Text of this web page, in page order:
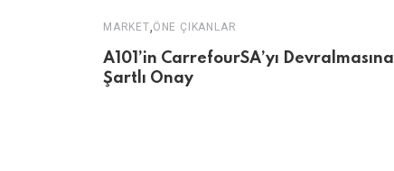
MARKET,ÖNE ÇIKANLAR
A101’in CarrefourSA’yı Devralmasına
Şartlı Onay